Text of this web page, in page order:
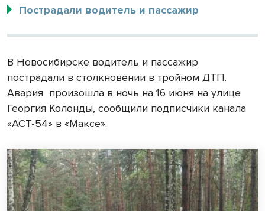
Пострадали водитель и пассажир
В Новосибирске водитель и пассажир
пострадали в столкновении в тройном ДТП.
Авария произошла в ночь на 16 июня на улице
Георгия Колонды, сообщили подписчики канала
«АСТ-54» в «Максе».